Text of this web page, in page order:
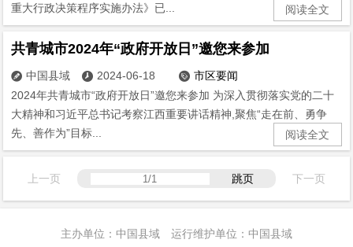
重大行政决策程序实施办法》已...
阅读全文
共青城市2024年“政府开放日”邀您来参加
 中国县域  2024-06-18  市区要闻
2024年共青城市“政府开放日”邀您来参加 为深入贯彻落实党的二十
大精神和习近平总书记考察江西重要讲话精神,聚焦“走在前、勇争
先、善作为”目标...
阅读全文
上一页 跳页 下一页
主办单位：中国县域 运行维护单位：中国县域